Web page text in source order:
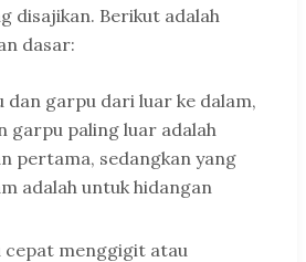
disajikan. Berikut adalah
dasar:
dan garpu dari luar ke dalam,
garpu paling luar adalah
pertama, sedangkan yang
adalah untuk hidangan
cepat menggigit atau